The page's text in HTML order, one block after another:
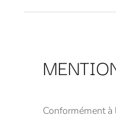
Conformément